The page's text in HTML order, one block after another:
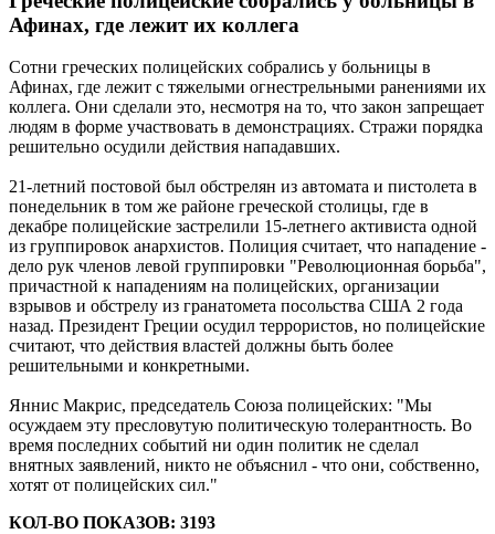
Афинах, где лежит их коллега
Сотни греческих полицейских собрались у больницы в
Афинах, где лежит с тяжелыми огнестрельными ранениями их
коллега. Они сделали это, несмотря на то, что закон запрещает
людям в форме участвовать в демонстрациях. Стражи порядка
решительно осудили действия нападавших.
21-летний постовой был обстрелян из автомата и пистолета в
понедельник в том же районе греческой столицы, где в
декабре полицейские застрелили 15-летнего активиста одной
из группировок анархистов. Полиция считает, что нападение -
дело рук членов левой группировки "Революционная борьба",
причастной к нападениям на полицейских, организации
взрывов и обстрелу из гранатомета посольства США 2 года
назад. Президент Греции осудил террористов, но полицейские
считают, что действия властей должны быть более
решительными и конкретными.
Яннис Макрис, председатель Союза полицейских: "Мы
осуждаем эту пресловутую политическую толерантность. Во
время последних событий ни один политик не сделал
внятных заявлений, никто не объяснил - что они, собственно,
хотят от полицейских сил."
КОЛ-ВО ПОКАЗОВ: 3193